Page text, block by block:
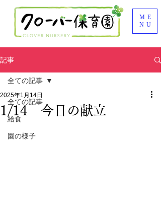
ME
NU
記事
全ての記事
給食
園の様子
全ての記事
1/14 今日の献立
2025年1月14日